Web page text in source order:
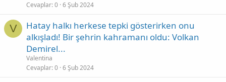
Cevaplar 0 6 Şub 2024
V
Hatay halkı herkese tepki gösterirken onu
alkışladı! Bir şehrin kahramanı oldu: Volkan
Demirel...
Valentina
Cevaplar 0 6 Şub 2024